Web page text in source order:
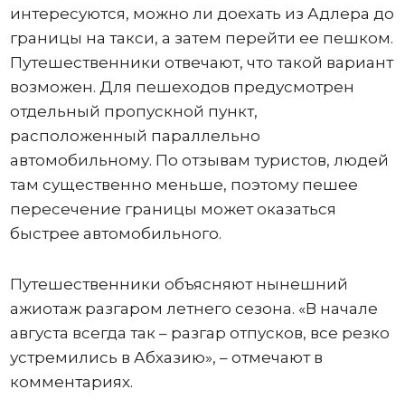
интересуются, можно ли доехать из Адлера до
границы на такси, а затем перейти ее пешком.
Путешественники отвечают, что такой вариант
возможен. Для пешеходов предусмотрен
отдельный пропускной пункт,
расположенный параллельно
автомобильному. По отзывам туристов, людей
там существенно меньше, поэтому пешее
пересечение границы может оказаться
быстрее автомобильного.
Путешественники объясняют нынешний
ажиотаж разгаром летнего сезона. «В начале
августа всегда так – разгар отпусков, все резко
устремились в Абхазию», – отмечают в
комментариях.